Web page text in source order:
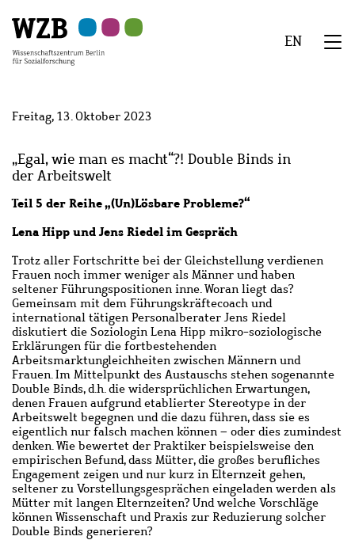
Hauptinhalt
springen
Navigation
springen
Suche
springen
Sekundärnavigation
springen
Fußzeile
springen
EN
Freitag, 13. Oktober 2023
„Egal, wie man es macht“?! Double Binds in
der Arbeitswelt
Teil 5 der Reihe „(Un)Lösbare Probleme?“
Lena Hipp und Jens Riedel im Gespräch
Trotz aller Fortschritte bei der Gleichstellung verdienen
Frauen noch immer weniger als Männer und haben
seltener Führungspositionen inne. Woran liegt das?
Gemeinsam mit dem Führungskräftecoach und
international tätigen Personalberater Jens Riedel
diskutiert die Soziologin Lena Hipp mikro-soziologische
Erklärungen für die fortbestehenden
Arbeitsmarktungleichheiten zwischen Männern und
Frauen. Im Mittelpunkt des Austauschs stehen sogenannte
Double Binds, d.h. die widersprüchlichen Erwartungen,
denen Frauen aufgrund etablierter Stereotype in der
Arbeitswelt begegnen und die dazu führen, dass sie es
eigentlich nur falsch machen können – oder dies zumindest
denken. Wie bewertet der Praktiker beispielsweise den
empirischen Befund, dass Mütter, die großes berufliches
Engagement zeigen und nur kurz in Elternzeit gehen,
seltener zu Vorstellungsgesprächen eingeladen werden als
Mütter mit langen Elternzeiten? Und welche Vorschläge
können Wissenschaft und Praxis zur Reduzierung solcher
Double Binds generieren?